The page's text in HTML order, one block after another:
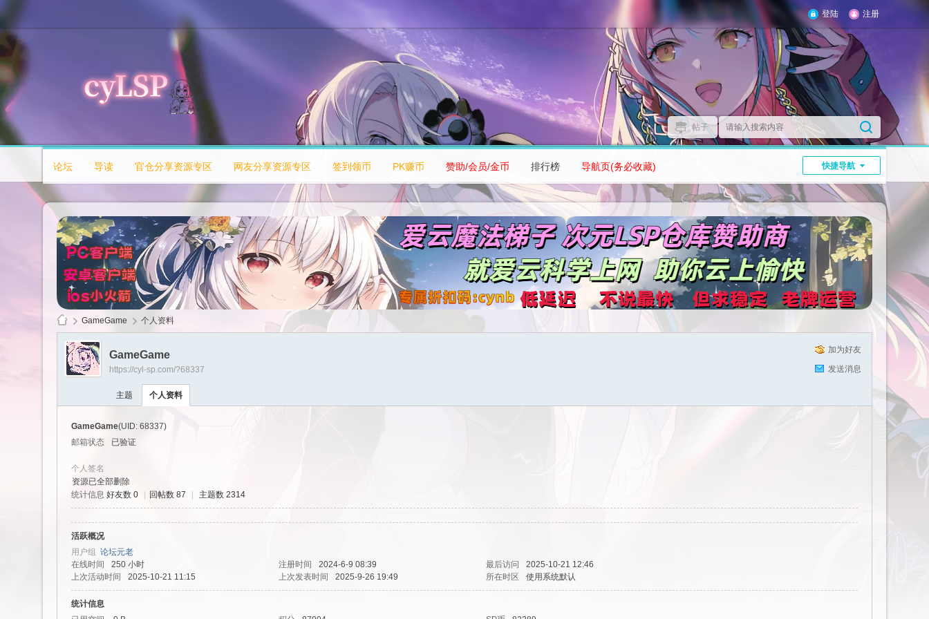
登陆 注册
帖子
快捷导航
论坛 导读 官仓分享资源专区 网友分享资源专区 签到领币 PK赚币 赞助/会员/金币 排行榜 导航页(务必收藏)
GameGame 个人资料
加为好友
发送消息
GameGame
https://cyl-sp.com/?68337
主题 个人资料
GameGame(UID: 68337)
邮箱状态
已验证
个人签名
资源已全部删除
统计信息 好友数 0 回帖数 87 主题数 2314
活跃概况
用户组 论坛元老
在线时间
250 小时 注册时间 2024-6-9 08:39 最后访问
2025-10-21 12:46
上次活动时间
2025-10-21 11:15 上次发表时间 2025-9-26 19:49 所在时区 使用系统默认
统计信息